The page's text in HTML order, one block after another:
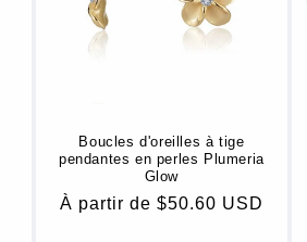
Boucles d'oreilles à tige
pendantes en perles Plumeria
Glow
Prix
À partir de $50.60 USD